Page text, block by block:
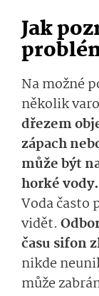
Jak
Na možné
několik
dřezem
zápach
může být
horké vody.
Voda často
vidět.
času sifon
nikde
může